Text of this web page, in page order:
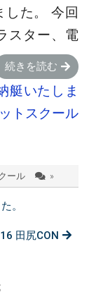
した。 今回
スター、電
続きを読む
いたしま
トスクール
ール »
。
田尻CON